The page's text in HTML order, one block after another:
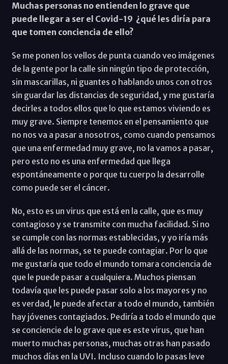
Muchas personas no entienden lo grave que
puede llegar a ser el Covid-19 ¿qué les diría para
que tomen conciencia de ello?
Se me ponen los vellos de punta cuando veo imágenes
de la gente por la calle sin ningún tipo de protección,
sin mascarillas, ni guantes o hablando unos con otros
sin guardar las distancias de seguridad, y me gustaría
decirles a todos ellos que lo que estamos viviendo es
muy grave. Siempre tenemos en el pensamiento que
no nos va a pasar a nosotros, como cuando pensamos
que una enfermedad muy grave, no la vamos a pasar,
pero esto no es una enfermedad que llega
espontáneamente o porque tu cuerpo la desarrolle
como puede ser el cáncer.
No, esto es un virus que está en la calle, que es muy
contagioso y se transmite con mucha facilidad. Si no
se cumple con las normas establecidas, y yo iría más
allá de las normas, se te puede contagiar. Por lo que
me gustaría que todo el mundo tomara conciencia de
que le puede pasar a cualquiera. Muchos piensan
todavía que les puede pasar solo a los mayores y no
es verdad, le puede afectar a todo el mundo, también
hay jóvenes contagiados. Pediría a todo el mundo que
se conciencie de lo grave que es este virus, que han
muerto muchas personas, muchas otras han pasado
muchos días en la UVI. Incluso cuando lo pasas leve